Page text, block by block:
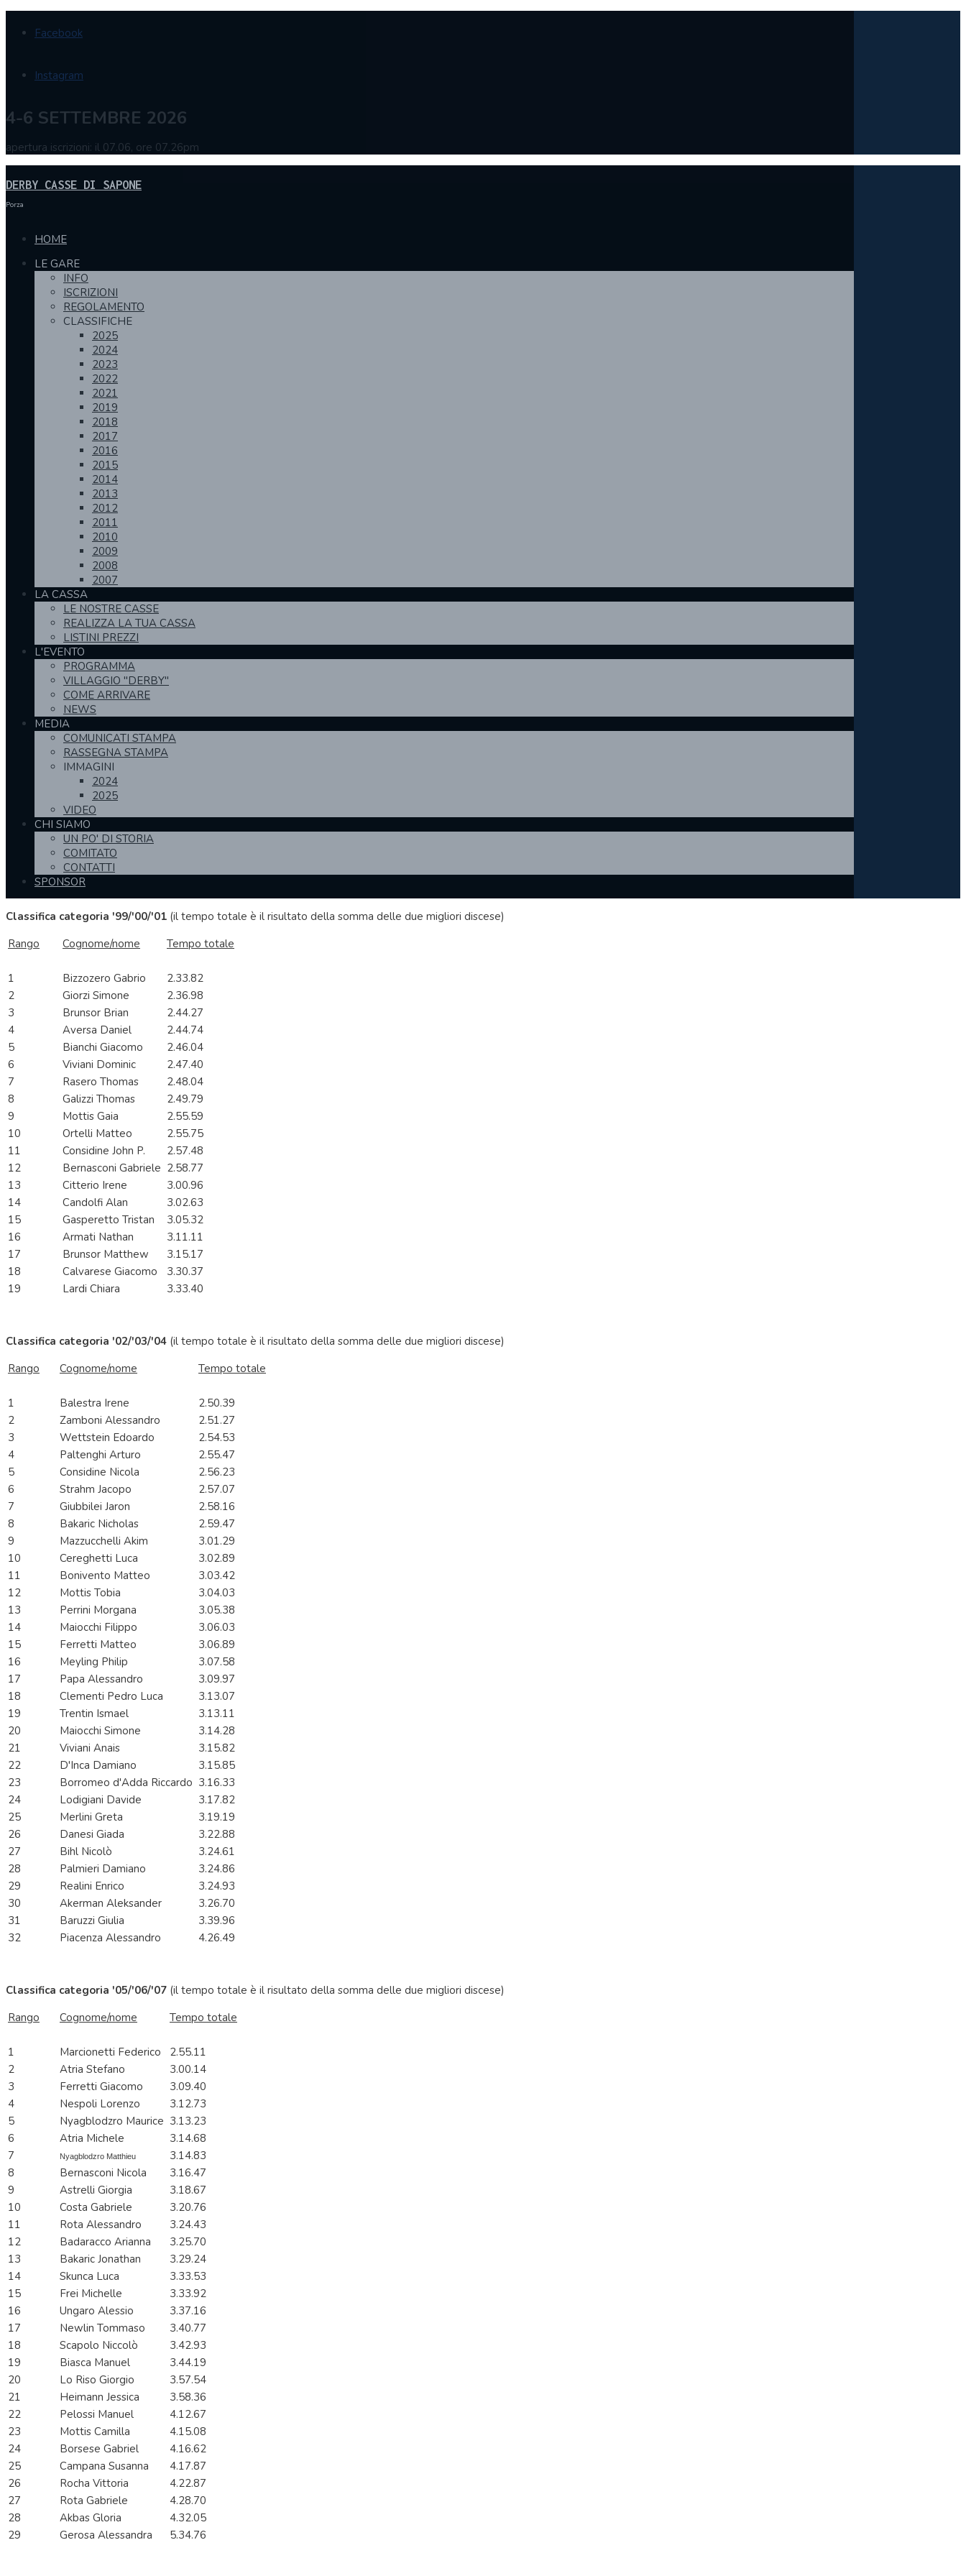
Facebook
Instagram
4-6 SETTEMBRE 2026
apertura iscrizioni: il 07.06, ore 07.26pm
DERBY CASSE DI SAPONE
Porza
HOME
LE GARE
INFO
ISCRIZIONI
REGOLAMENTO
CLASSIFICHE
2025
2024
2023
2022
2021
2019
2018
2017
2016
2015
2014
2013
2012
2011
2010
2009
2008
2007
LA CASSA
LE NOSTRE CASSE
REALIZZA LA TUA CASSA
LISTINI PREZZI
L'EVENTO
PROGRAMMA
VILLAGGIO "DERBY"
COME ARRIVARE
NEWS
MEDIA
COMUNICATI STAMPA
RASSEGNA STAMPA
IMMAGINI
2024
2025
VIDEO
CHI SIAMO
UN PO' DI STORIA
COMITATO
CONTATTI
SPONSOR
Classifica categoria '99/'00/'01 (il tempo totale è il risultato della somma delle due migliori discese)
Rango
Cognome/nome Tempo totale
1 Bizzozero Gabrio
2.33.82
2
Giorzi Simone
2.36.98
3
Brunsor Brian
2.44.27
4
Aversa Daniel
2.44.74
5
Bianchi Giacomo
2.46.04
6
Viviani Dominic
2.47.40
7
Rasero Thomas
2.48.04
8
Galizzi Thomas
2.49.79
9
Mottis Gaia
2.55.59
10
Ortelli Matteo
2.55.75
11
Considine John P.
2.57.48
12
Bernasconi Gabriele 2.58.77
13
Citterio Irene
3.00.96
14
Candolfi Alan
3.02.63
15
Gasperetto Tristan
3.05.32
16
Armati Nathan
3.11.11
17
Brunsor Matthew
3.15.17
18
Calvarese Giacomo
3.30.37
19
Lardi Chiara 3.33.40
Classifica categoria '02/'03/'04 (il tempo totale è il risultato della somma delle due migliori discese)
Rango
Cognome/nome Tempo totale
1 Balestra Irene
2.50.39
2
Zamboni Alessandro
2.51.27
3
Wettstein Edoardo
2.54.53
4
Paltenghi Arturo
2.55.47
5
Considine Nicola
2.56.23
6
Strahm Jacopo
2.57.07
7
Giubbilei Jaron
2.58.16
8
Bakaric Nicholas
2.59.47
9
Mazzucchelli Akim
3.01.29
10
Cereghetti Luca
3.02.89
11
Bonivento Matteo
3.03.42
12
Mottis Tobia
3.04.03
13
Perrini Morgana
3.05.38
14
Maiocchi Filippo
3.06.03
15
Ferretti Matteo
3.06.89
16
Meyling Philip
3.07.58
17
Papa Alessandro
3.09.97
18
Clementi Pedro Luca
3.13.07
19
Trentin Ismael
3.13.11
20
Maiocchi Simone
3.14.28
21
Viviani Anais
3.15.82
22
D'Inca Damiano
3.15.85
23
Borromeo d'Adda Riccardo 3.16.33
24
Lodigiani Davide
3.17.82
25
Merlini Greta
3.19.19
26
Danesi Giada
3.22.88
27
Bihl Nicolò
3.24.61
28
Palmieri Damiano
3.24.86
29
Realini Enrico
3.24.93
30
Akerman Aleksander
3.26.70
31
Baruzzi Giulia
3.39.96
32
Piacenza Alessandro 4.26.49
Classifica categoria '05/'06/'07 (il tempo totale è il risultato della somma delle due migliori discese)
Rango
Cognome/nome Tempo totale
1 Marcionetti Federico
2.55.11
2
Atria Stefano
3.00.14
3
Ferretti Giacomo
3.09.40
4
Nespoli Lorenzo
3.12.73
5
Nyagblodzro Maurice 3.13.23
6
Atria Michele
3.14.68
7
Nyagblodzro Matthieu
3.14.83
8
Bernasconi Nicola
3.16.47
9
Astrelli Giorgia
3.18.67
10
Costa Gabriele
3.20.76
11
Rota Alessandro
3.24.43
12
Badaracco Arianna
3.25.70
13
Bakaric Jonathan
3.29.24
14
Skunca Luca
3.33.53
15
Frei Michelle
3.33.92
16
Ungaro Alessio
3.37.16
17
Newlin Tommaso
3.40.77
18
Scapolo Niccolò
3.42.93
19
Biasca Manuel
3.44.19
20
Lo Riso Giorgio
3.57.54
21
Heimann Jessica
3.58.36
22
Pelossi Manuel
4.12.67
23
Mottis Camilla
4.15.08
24
Borsese Gabriel
4.16.62
25
Campana Susanna
4.17.87
26
Rocha Vittoria
4.22.87
27
Rota Gabriele
4.28.70
28
Akbas Gloria
4.32.05
29
Gerosa Alessandra 5.34.76